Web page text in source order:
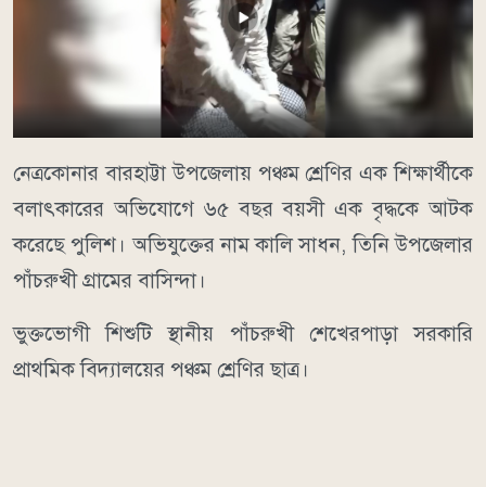
নেত্রকোনার বারহাট্টা উপজেলায় পঞ্চম শ্রেণির এক শিক্ষার্থীকে
বলাৎকারের অভিযোগে ৬৫ বছর বয়সী এক বৃদ্ধকে আটক
করেছে পুলিশ। অভিযুক্তের নাম কালি সাধন, তিনি উপজেলার
পাঁচরুখী গ্রামের বাসিন্দা।
ভুক্তভোগী শিশুটি স্থানীয় পাঁচরুখী শেখেরপাড়া সরকারি
প্রাথমিক বিদ্যালয়ের পঞ্চম শ্রেণির ছাত্র।